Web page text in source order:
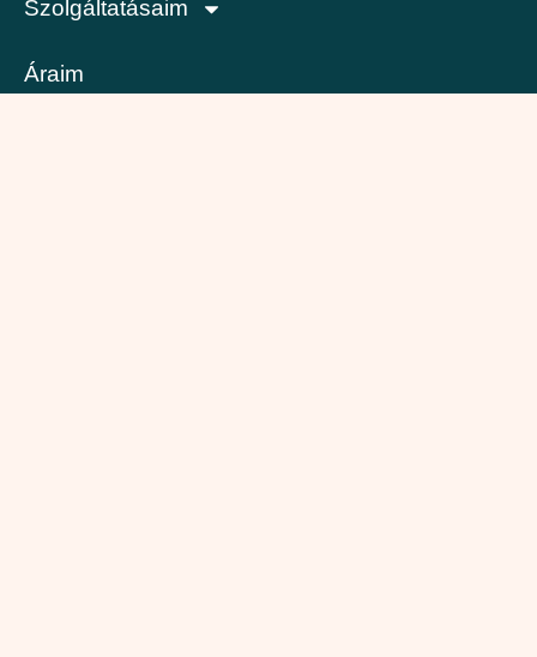
Szolgáltatásaim
Áraim